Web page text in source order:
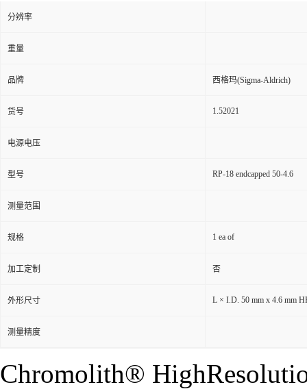
分辨率
重量
品牌 西格玛(Sigma-Aldrich)
货号 1.52021
电源电压
型号 RP-18 endcapped 50-4.6
测量范围
规格 1 ea of
加工定制 否
外形尺寸 L × I.D. 50 mm x 4.6 mm
测量精度
Chromolith®